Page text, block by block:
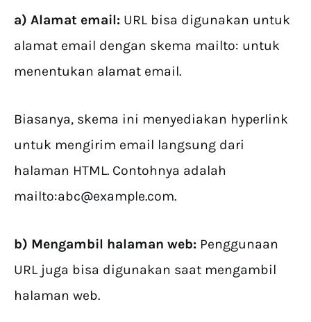
a) Alamat email: URL bisa digunakan untuk
alamat email dengan skema mailto: untuk
menentukan alamat email.
Biasanya, skema ini menyediakan hyperlink
untuk mengirim email langsung dari
halaman HTML. Contohnya adalah
mailto:abc@example.com.
b) Mengambil halaman web: Penggunaan
URL juga bisa digunakan saat mengambil
halaman web.